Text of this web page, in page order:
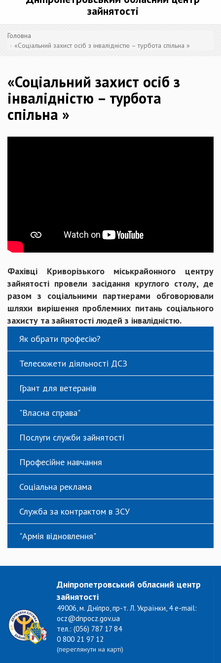
зайнятості
Головна
«Соціальний захист осіб з інвалідністю – турбота спільна »
«Соціальний захист осіб з
інвалідністю – турбота
спільна »
Фахівці Криворізького міськрайонного центру
зайнятості провели засідання круглого столу, де
разом з соціальними партнерами обговорювали
шляхи вирішення проблемних питань соціального
захисту та зайнятості людей з інвалідністю.
Як обрати професію?
Телесюжети діяльності ДСЗ
Грант для ветеранів
"Власна справа"
Послуги служби зайнятості
Професійне навчання
Соціальна реклама
Служба за контрактом в ЗСУ
"Армія відновлення"
Дніпропетровський обласний центр
зайнятості
49006, м. Дніпро, пр-т. Л. Українки, 4 e-mail:
ocz@dnpocz.gov.ua
тел.: (056) 787 17 84
0 800 21 97 12
(переглянути на карті)